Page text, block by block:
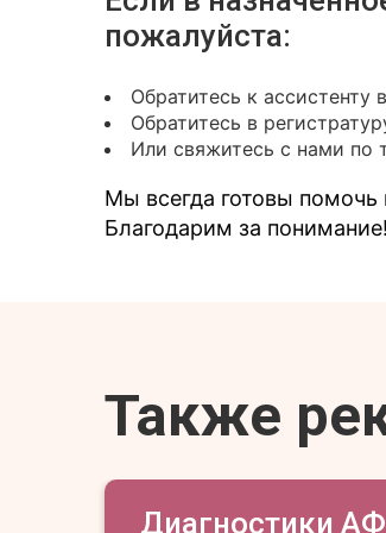
пожалуйста:
Обратитесь к
Обратитесь в
Или свяжитесь с нами по
Мы всегда готовы
Благодарим за понимание!
Также
Диагностики